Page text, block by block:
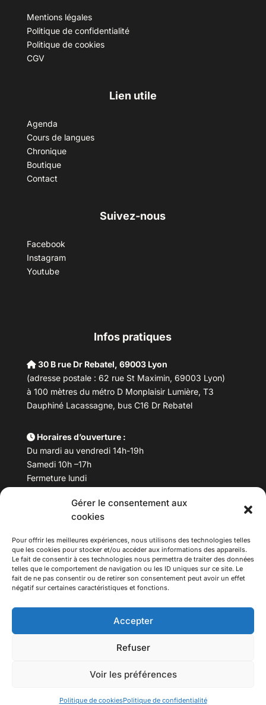
Gérer le consentement aux
cookies
Pour offrir les meilleures expériences, nous utilisons des technologies telles
que les cookies pour stocker et/ou accéder aux informations des appareils.
Le fait de consentir à ces technologies nous permettra de traiter des données
telles que le comportement de navigation ou les ID uniques sur ce site. Le
fait de ne pas consentir ou de retirer son consentement peut avoir un effet
négatif sur certaines caractéristiques et fonctions.
Accepter
Refuser
Voir les préférences
Politique de cookiesPolitique de confidentialité
Mentions légales
Politique de confidentialité
Politique de cookies
CGV
Lien utile
Agenda
Cours de langues
Chronique
Boutique
Contact
Suivez-nous
Facebook
Instagram
Youtube
Infos pratiques
30 B rue Dr Rebatel, 69003 Lyon
(adresse postale : 62 rue St Maximin, 69003 Lyon)
à 100 mètres du métro D Monplaisir Lumière, T3
Dauphiné Lacassagne, bus C16 Dr Rebatel
Horaires d’ouverture :
Du mardi au vendredi 14h-19h
Samedi 10h –17h
Fermeture lundi
Téléphone : 04 78 53 06 40
maisondesculturesasiatiques@asiexpo.com
Tous droits réservés.